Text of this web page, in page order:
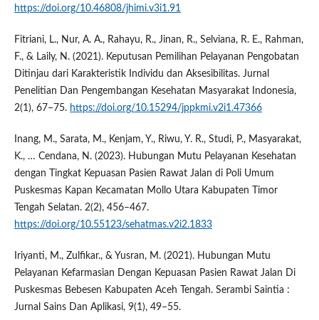
https://doi.org/10.46808/jhimi.v3i1.91
Fitriani, L., Nur, A. A., Rahayu, R., Jinan, R., Selviana, R. E., Rahman,
F., & Laily, N. (2021). Keputusan Pemilihan Pelayanan Pengobatan
Ditinjau dari Karakteristik Individu dan Aksesibilitas. Jurnal
Penelitian Dan Pengembangan Kesehatan Masyarakat Indonesia,
2(1), 67–75. https://doi.org/10.15294/jppkmi.v2i1.47366
Inang, M., Sarata, M., Kenjam, Y., Riwu, Y. R., Studi, P., Masyarakat,
K., … Cendana, N. (2023). Hubungan Mutu Pelayanan Kesehatan
dengan Tingkat Kepuasan Pasien Rawat Jalan di Poli Umum
Puskesmas Kapan Kecamatan Mollo Utara Kabupaten Timor
Tengah Selatan. 2(2), 456–467.
https://doi.org/10.55123/sehatmas.v2i2.1833
Iriyanti, M., Zulfikar., & Yusran, M. (2021). Hubungan Mutu
Pelayanan Kefarmasian Dengan Kepuasan Pasien Rawat Jalan Di
Puskesmas Bebesen Kabupaten Aceh Tengah. Serambi Saintia :
Jurnal Sains Dan Aplikasi, 9(1), 49–55.